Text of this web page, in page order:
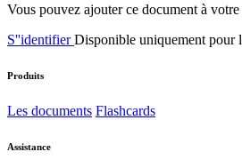
Vous pouvez ajouter ce document à votre
S''identifierDisponible uniquement pour
Produits
Les documents Flashcards
Assistance